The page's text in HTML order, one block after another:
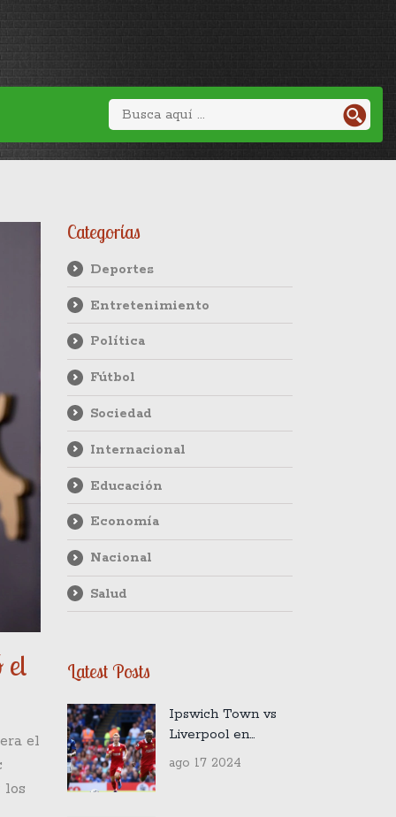
el
el
los
Categorías
Deportes
Entretenimiento
Política
Fútbol
Sociedad
Internacional
Educación
Economía
Nacional
Salud
Latest Posts
Ipswich Town vs
Liverpool en
Directo: Emoción y
Regreso Histórico
ago 17 2024